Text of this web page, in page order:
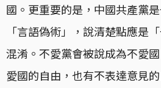
國。更重要的是，中國共產黨
「言語偽術」，說清楚點應是
混淆。不愛黨會被說成為不愛
愛國的自由，也有不表達意見